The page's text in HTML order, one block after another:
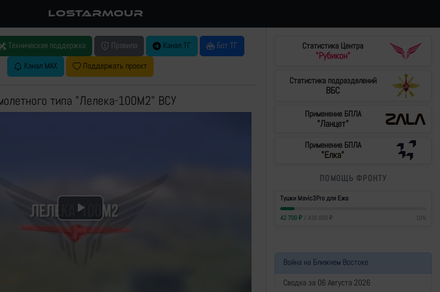
LOSTARMOUR
Техническая поддержка Правила Канал ТГ
Бот ТГ
Канал MAX
Поддержать проект
типа "Лелека-100М2" ВСУ
Play
Статистика Центра
"Рубикон"
Статистика подразделений
ВБС
Применение БПЛА
"Ланцет"
Применение БПЛА
"Елка"
ПОМОЩЬ ФРОНТУ
Тушки Mavic3Pro для Ежа
42 700₽/ 430 000 ₽ 10%
Война на Ближнем Востоке
Сводка за 06 Августа 2026